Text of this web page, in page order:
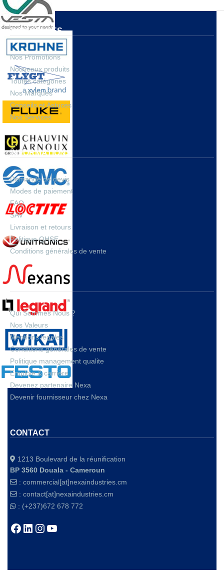
NOS OFFRES
Nos Promotions
Nouveaux produits
Toutes catégories
Nos Marques
Conseils et Astuces
Nos Services
INFORMATIONS
Demande de devis
Modes de paiement
FAQ
SAV
Livraison et retours
Politique QHSE
Conditions générales de vente
A PROPOS
Qui Sommes Nous ?
Nos Valeurs
Mentions legales
Conditions générales de vente
Politique management qualite
Emploie & carrière
Devenez partenaire Nexa
Devenir fournisseur chez Nexa
CONTACT
1213 Boulevard de la réunification
BP 3560 Douala - Cameroun
: commercial[at]nexaindustries.cm
: contact[at]nexaindustries.cm
: (+237)672 678 772